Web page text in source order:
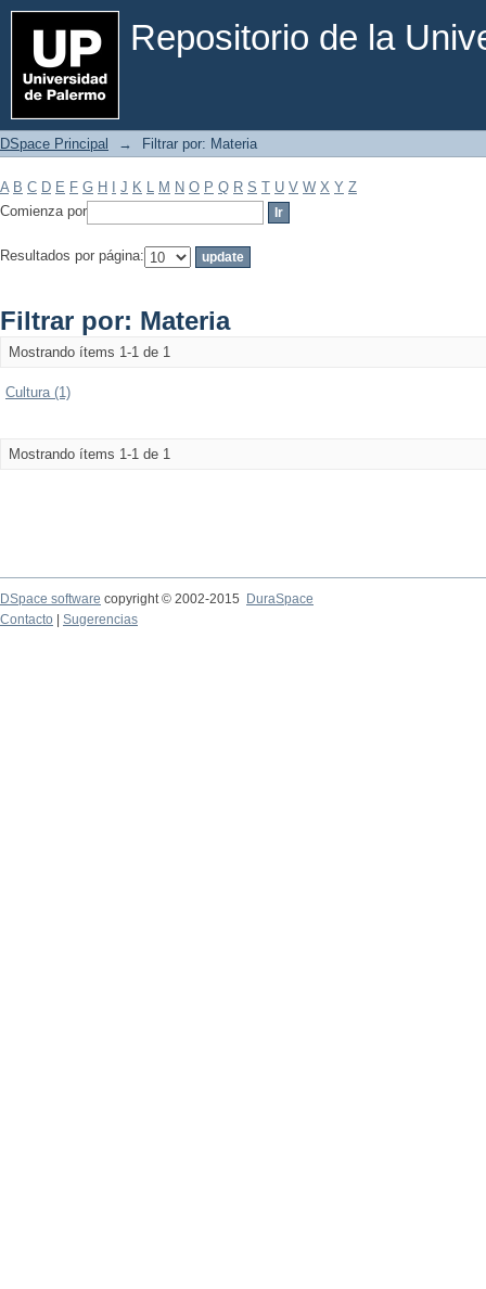
Repositorio de la
Filtrar por: Materia
DSpace Principal → Filtrar por: Materia
A B C D E F G H J K L M N O P Q R S T U V W X Y Z
Comienza por
Resultados por página:
Filtrar por: Materia
Mostrando ítems 1-1 de 1
Cultura (1)
Mostrando ítems 1-1 de 1
DSpace software copyright © 2002-2015
DuraSpace
Contacto
Sugerencias